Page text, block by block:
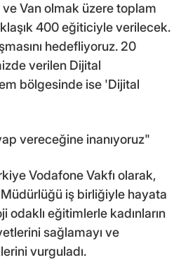
Van olmak üzere toplam
400 eğiticiyle verilecek.
hedefliyoruz. 20
verilen Dijital
bölgesinde ise 'Dijital
vereceğine inanıyoruz"
Vodafone Vakfı olarak,
iş birliğiyle hayata
eğitimlerle kadınların
sağlamayı ve
vurguladı.